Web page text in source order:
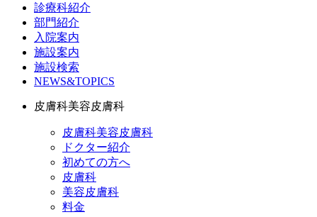
診療科紹介
部門紹介
入院案内
施設案内
施設検索
NEWS&TOPICS
皮膚科美容皮膚科
皮膚科美容皮膚科
ドクター紹介
初めての方へ
皮膚科
美容皮膚科
料金